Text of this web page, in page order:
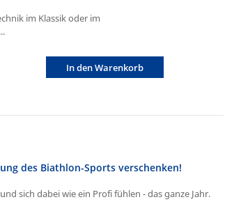
im Klassik oder im
In den Warenkorb
des Biathlon-Sports verschenken!
sich dabei wie ein Profi fühlen - das ganze Jahr.